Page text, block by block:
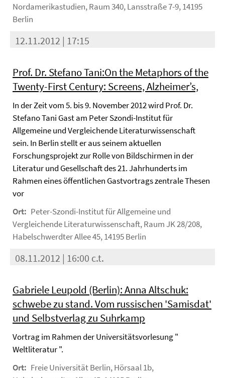
Nordamerikastudien, Raum 340, Lansstraße 7-9, 14195
Berlin
12.11.2012 | 17:15
Prof. Dr. Stefano Tani:On the Metaphors of the
Twenty-First Century: Screens, Alzheimer’s,
In der Zeit vom 5. bis 9. November 2012 wird Prof. Dr.
Stefano Tani Gast am Peter Szondi-Institut für
Allgemeine und Vergleichende Literaturwissenschaft
sein. In Berlin stellt er aus seinem aktuellen
Forschungsprojekt zur Rolle von Bildschirmen in der
Literatur und Gesellschaft des 21. Jahrhunderts im
Rahmen eines öffentlichen Gastvortrags zentrale Thesen
vor
Ort: Peter-Szondi-Institut für Allgemeine und
Vergleichende Literaturwissenschaft, Raum JK 28/208,
Habelschwerdter Allee 45, 14195 Berlin
08.11.2012 | 16:00 c.t.
Gabriele Leupold (Berlin): Anna Altschuk:
schwebe zu stand. Vom russischen 'Samisdat'
und Selbstverlag zu Suhrkamp
Vortrag im Rahmen der Universitätsvorlesung "
Weltliteratur ".
Ort: Freie Universität Berlin, Hörsaal 1b,